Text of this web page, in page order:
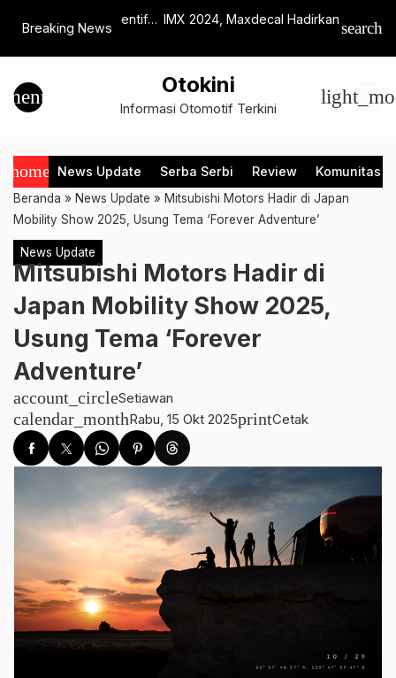
Breaking News
Tahun 2026
IMX 2024, Maxdecal Hadirkan
Chery
search
menu Otokini
Informasi Otomotif Terkini
home News Update Serba Serbi Review Komunitas
Beranda » News Update » Mitsubishi Motors Hadir di Japan
Mobility Show 2025, Usung Tema ‘Forever Adventure’
News Update
Mitsubishi Motors Hadir di
Japan Mobility Show 2025,
Usung Tema ‘Forever
Adventure’
account_circleSetiawan
calendar_monthRabu, 15 Okt 2025printCetak